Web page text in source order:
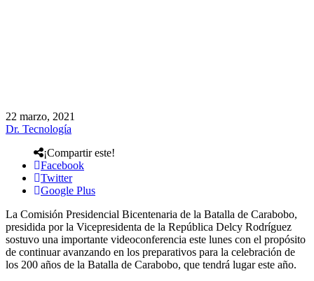
22 marzo, 2021
Dr. Tecnología
¡Compartir este!
Facebook
Twitter
Google Plus
La Comisión Presidencial Bicentenaria de la Batalla de Carabobo,
presidida por la Vicepresidenta de la República Delcy Rodríguez
sostuvo una importante videoconferencia este lunes con el propósito
de continuar avanzando en los preparativos para la celebración de
los 200 años de la Batalla de Carabobo, que tendrá lugar este año.